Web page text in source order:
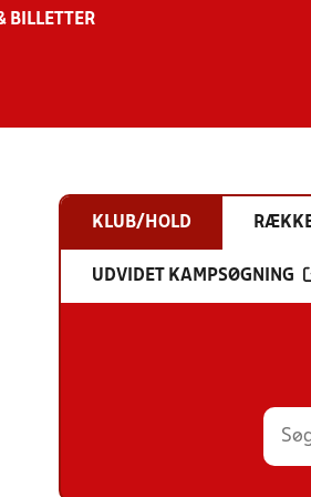
BILLETTER
KLUB/HOLD
UDVIDET KAMPSØGNING